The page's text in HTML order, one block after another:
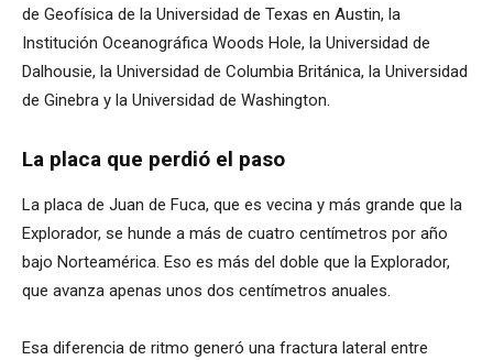
de Geofísica de la Universidad de Texas en Austin, la
Institución Oceanográfica Woods Hole, la Universidad de
Dalhousie, la Universidad de Columbia Británica, la Universidad
de Ginebra y la Universidad de Washington.
La placa que perdió el paso
La placa de Juan de Fuca, que es vecina y más grande que la
Explorador, se hunde a más de cuatro centímetros por año
bajo Norteamérica. Eso es más del doble que la Explorador,
que avanza apenas unos dos centímetros anuales.
Esa diferencia de ritmo generó una fractura lateral entre